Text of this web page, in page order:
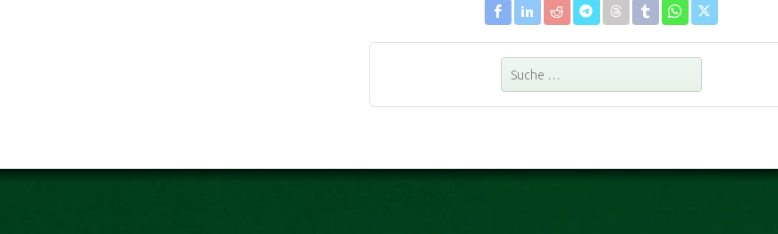
Suchen